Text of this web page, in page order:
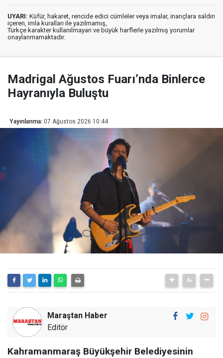
UYARI: Küfür, hakaret, rencide edici cümleler veya imalar, inançlara saldırı
içeren, imla kuralları ile yazılmamış,
Türkçe karakter kullanılmayan ve büyük harflerle yazılmış yorumlar
onaylanmamaktadır.
Madrigal Ağustos Fuarı’nda Binlerce
Hayranıyla Buluştu
Yayınlanma: 07 Ağustos 2026 10:44
Maraştan Haber
Editör
Kahramanmaraş Büyükşehir Belediyesinin